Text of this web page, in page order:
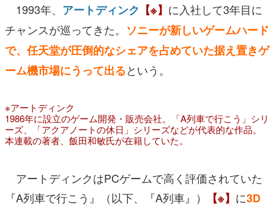
1993年、 アートディンク 【※】 に入社して3年目に
チャンスが巡ってきた。 ソニーが新しいゲームハード
で、任天堂が圧倒的なシェアを占めていた据え置きゲ
ーム機市場にうって出るという。
※アートディンク
1986年に設立のゲーム開発・販売会社。「A列車で行こう」シリ
ーズ、「アクアノートの休日」シリーズなどが代表的な作品。
本連載の著者、飯田和敏氏が在籍していた。
アートディンクはPCゲームで高く評価されていた
『A列車で行こう』（以下、『A列車』）
【※】 に3D